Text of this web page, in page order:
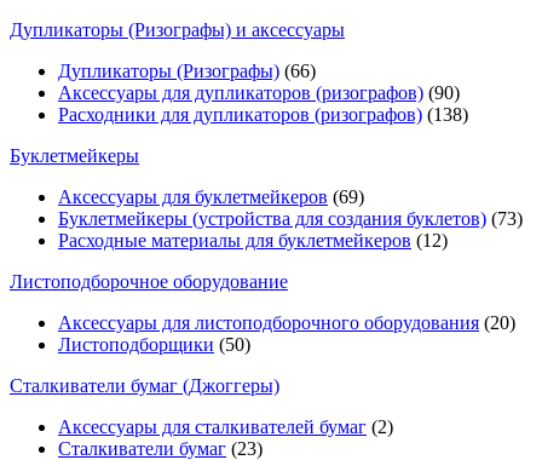
Дупликаторы (Ризографы) и аксессуары
Дупликаторы (Ризографы) (66)
Аксессуары для дупликаторов (ризографов) (90)
Расходники для дупликаторов (ризографов) (138)
Буклетмейкеры
Аксессуары для буклетмейкеров (69)
Буклетмейкеры (устройства для создания буклетов) (73)
Расходные материалы для буклетмейкеров (12)
Листоподборочное оборудование
Аксессуары для листоподборочного оборудования (20)
Листоподборщики (50)
Сталкиватели бумаг (Джоггеры)
Аксессуары для сталкивателей бумаг (2)
Сталкиватели бумаг (23)